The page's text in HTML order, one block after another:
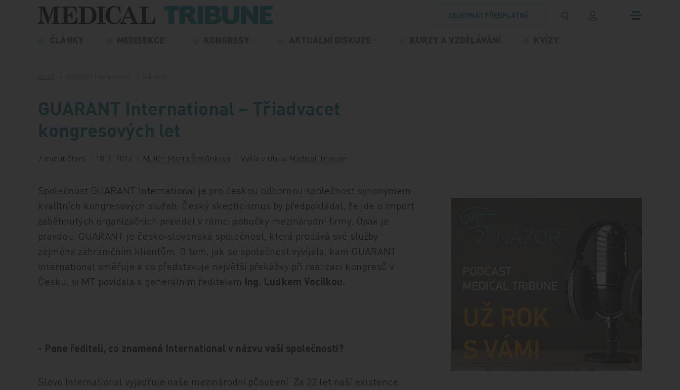
Přeskočit na obsah
OBJEDNAT PŘEDPLATNÉ
GUARANT International – Třiadvacet
kongresových let
7 minut čtení 18. 2. 2014 MUDr. Marta Šimůnková Vyšlo v titulu Medical Tribune
Společnost GUARANT International je pro českou odbornou společnost synonymem
kvalitních kongresových služeb. Český skepticismus by předpokládal, že jde o import
zaběhnutých organizačních pravidel v rámci pobočky mezinárodní firmy. Opak je
pravdou. GUARANT je česko‑slovenská společnost, která prodává své služby
zejména zahraničním klientům. O tom, jak se společnost vyvíjela, kam GUARANT
International směřuje a co představuje největší překážky při realizaci kongresů v
Česku, si MT povídala s generálním ředitelem Ing. Luďkem Vocílkou.
- Pane řediteli, co znamená International v názvu vaší společnosti?
Slovo International vyjadřuje naše mezinárodní působení. Za 22 let naší existence